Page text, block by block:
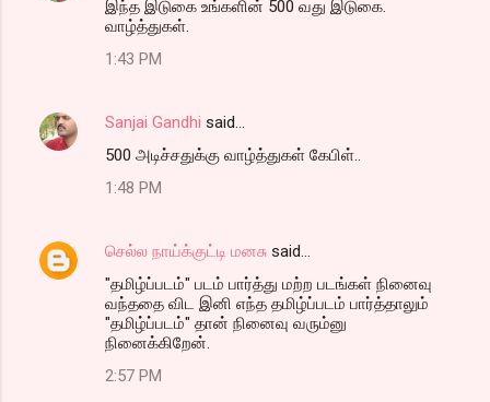
இந்த இடுகை உங்களின் 500 வது இடுகை.
வாழ்த்துகள்.
1:43 PM
Sanjai Gandhi said…
500 அடிச்சதுக்கு வாழ்த்துகள் கேபிள்..
1:48 PM
செல்ல நாய்க்குட்டி மனசு said…
"தமிழ்ப்படம்" படம் பார்த்து மற்ற படங்கள் நினைவு
வந்ததை விட இனி எந்த தமிழ்ப்படம் பார்த்தாலும்
"தமிழ்ப்படம்" தான் நினைவு வரும்னு
நினைக்கிறேன்.
2:57 PM